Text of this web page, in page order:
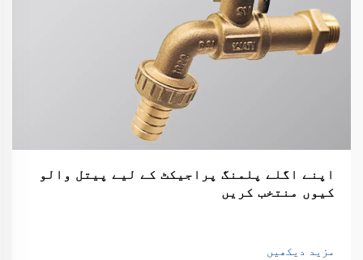
اپنے اگلے پلمنگ پراجیکٹ کے لیے پیتل والو
کیوں منتخب کریں
مزید دیکھیں